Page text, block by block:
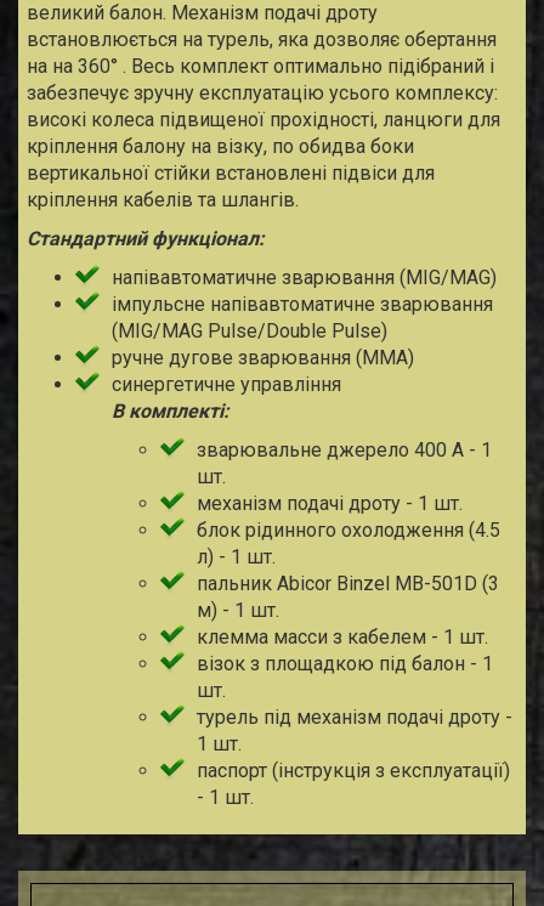
великий балон. Механізм подачі дроту
встановлюється на турель, яка дозволяє обертання
на на 360° . Весь комплект оптимально підібраний і
забезпечує зручну експлуатацію усього комплексу:
високі колеса підвищеної прохідності, ланцюги для
кріплення балону на візку, по обидва боки
вертикальної стійки встановлені підвіси для
кріплення кабелів та шлангів.
Стандартний функціонал:
напівавтоматичне зварювання (MIG/MAG)
імпульсне напівавтоматичне зварювання
(MIG/MAG Pulse/Double Pulse)
ручне дугове зварювання (MMA)
синергетичне управління
В комплекті:
зварювальне джерело 400 А - 1
шт.
механізм подачі дроту - 1 шт.
блок рідинного охолодження (4.5
л) - 1 шт.
пальник Abicor Binzel MB-501D (3
м) - 1 шт.
клемма масси з кабелем - 1 шт.
візок з площадкою під балон - 1
шт.
турель під механізм подачі дроту -
1 шт.
паспорт (інструкція з експлуатації)
- 1 шт.